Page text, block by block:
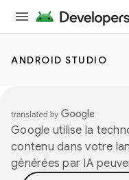
ANDROID STUDIO
Google utilise la
contenu dans votre
générées par IA